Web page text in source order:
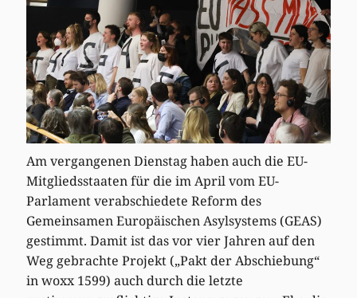
Am vergangenen Dienstag haben auch die EU-
Mitgliedsstaaten für die im April vom EU-
Parlament verabschiedete Reform des
Gemeinsamen Europäischen Asylsystems (GEAS)
gestimmt. Damit ist das vor vier Jahren auf den
Weg gebrachte Projekt („Pakt der Abschiebung“
in woxx 1599) auch durch die letzte